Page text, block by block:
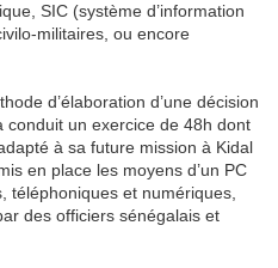
SIC (système d’information
militaires, ou encore
d’élaboration d’une décision
conduit un exercice de 48h dont
à sa future mission à Kidal
en place les moyens d’un PC
téléphoniques et numériques,
des officiers sénégalais et